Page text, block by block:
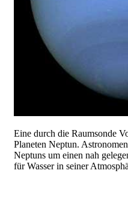
Eine durch die Raumsonde
Planeten Neptun.
Neptuns um einen nah
für Wasser in seiner